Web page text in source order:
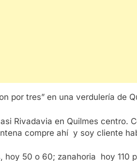
por tres” en una verdulería de
Rivadavia en Quilmes centro.
compre ahí y soy cliente
50 o 60; zanahoria hoy 110